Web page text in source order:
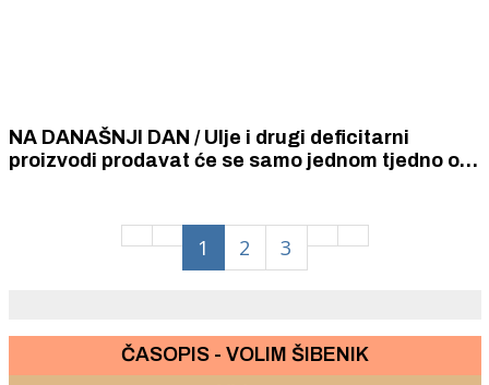
NA DANAŠNJI DAN / Ulje i drugi deficitarni
proizvodi prodavat će se samo jednom tjedno od
1 2 3
ČASOPIS - VOLIM ŠIBENIK